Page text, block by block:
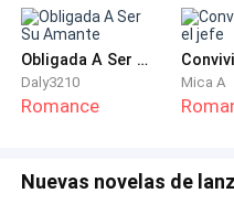
Fernand acarició a la
lastimado.
—¿Estás bien, Elaine?
como si fuese una niña
Obligada A Ser Su Amante
Daly3210
Romance
Mica A
Nuevas novelas de